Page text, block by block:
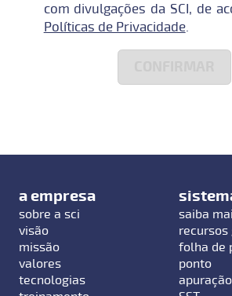
com divulgações da SCI, de
Políticas de Privacidade.
a empresa
sobre a sci
visão
missão
valores
tecnologias
saiba
recursos
folha de
ponto